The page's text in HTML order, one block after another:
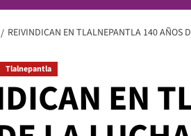
REIVINDICAN EN TLALNEPANTLA 140 AÑOS
Tlalnepantla
EN